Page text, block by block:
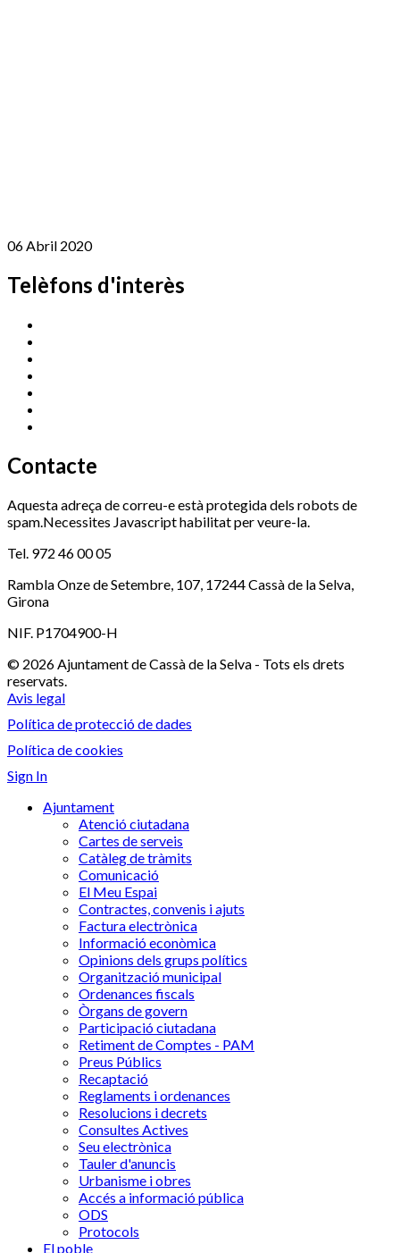
06 Abril 2020
Telèfons d'interès
Contacte
Aquesta adreça de correu-e està protegida dels robots de
spam.Necessites Javascript habilitat per veure-la.
Tel. 972 46 00 05
Rambla Onze de Setembre, 107, 17244 Cassà de la Selva,
Girona
NIF. P1704900-H
© 2026 Ajuntament de Cassà de la Selva - Tots els drets
reservats.
Avis legal
Política de protecció de dades
Política de cookies
Sign In
Ajuntament
Atenció ciutadana
Cartes de serveis
Catàleg de tràmits
Comunicació
El Meu Espai
Contractes, convenis i ajuts
Factura electrònica
Informació econòmica
Opinions dels grups polítics
Organització municipal
Ordenances fiscals
Òrgans de govern
Participació ciutadana
Retiment de Comptes - PAM
Preus Públics
Recaptació
Reglaments i ordenances
Resolucions i decrets
Consultes Actives
Seu electrònica
Tauler d'anuncis
Urbanisme i obres
Accés a informació pública
ODS
Protocols
El poble